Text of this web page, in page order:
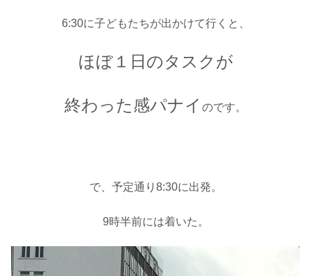
6:30に子どもたちが出かけて行くと、
ほぼ１日のタスクが
終わった感パナイ のです。
で、予定通り8:30に出発。
9時半前には着いた。